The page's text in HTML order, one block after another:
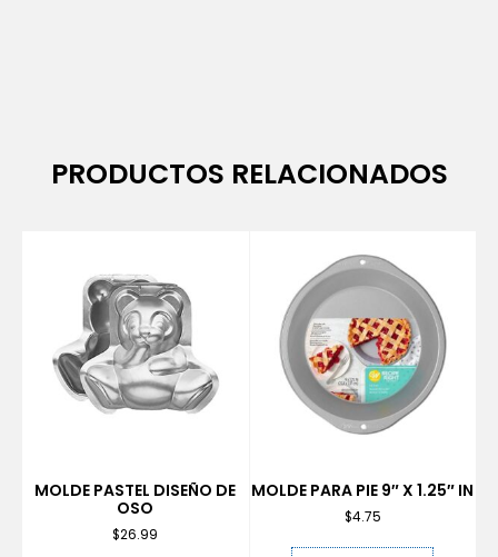
PRODUCTOS RELACIONADOS
MOLDE PASTEL DISEÑO DE
OSO
$26.99
MOLDE PARA PIE 9″ X 1.25″ IN
$4.75